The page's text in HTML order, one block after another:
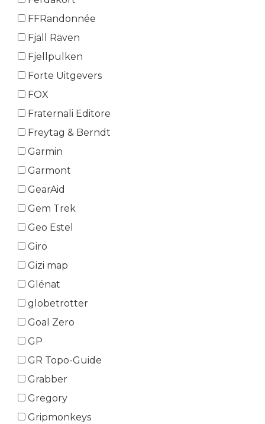
FFRandonnée
Fjäll Räven
Fjellpulken
Forte Uitgevers
FOX
Fraternali Editore
Freytag & Berndt
Garmin
Garmont
GearAid
Gem Trek
Geo Estel
Giro
Gizi map
Glénat
globetrotter
Goal Zero
GP
GR Topo-Guide
Grabber
Gregory
Gripmonkeys